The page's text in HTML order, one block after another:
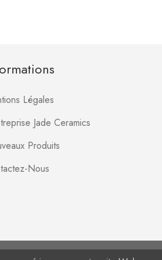
Légales
Jade Ceramics
Produits
Nous